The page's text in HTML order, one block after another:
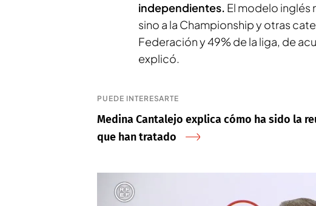
independientes. El modelo inglés
sino a la Championship y otras
Federación y 49% de la liga, de
explicó.
PUEDE INTERESARTE
Medina Cantalejo explica cómo ha sido la
que han tratado